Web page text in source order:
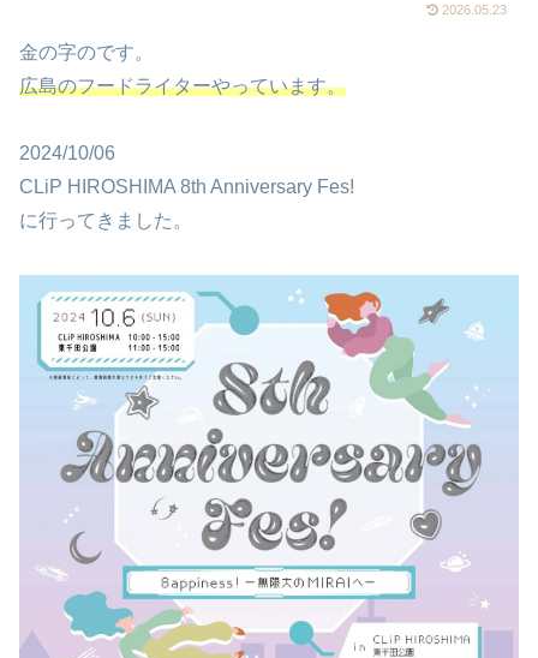
2026.05.23
金の字のです。
広島のフードライターやっています。
2024/10/06
CLiP HIROSHIMA 8th Anniversary Fes!
に行ってきました。